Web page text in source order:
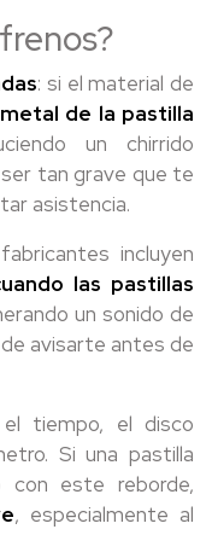
: si el material de
de la pastilla
un chirrido
tan grave que te
asistencia.
incluyen
las pastillas
un sonido de
avisarte antes de
tiempo, el disco
Si una pastilla
este reborde,
, especialmente al